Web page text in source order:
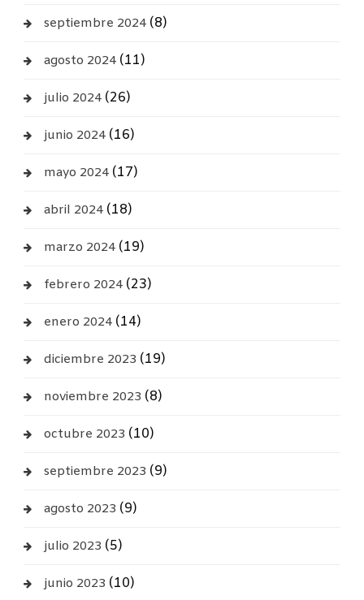
septiembre 2024(8)
agosto 2024(11)
julio 2024(26)
junio 2024(16)
mayo 2024(17)
abril 2024(18)
marzo 2024(19)
febrero 2024(23)
enero 2024(14)
diciembre 2023 (19)
noviembre 2023 (8)
octubre 2023 (10)
septiembre 2023 (9)
agosto 2023 (9)
julio 2023 (5)
junio 2023 (10)